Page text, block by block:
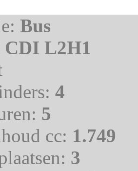
Bus
CDI L2H1
4
5
cc: 1.749
3